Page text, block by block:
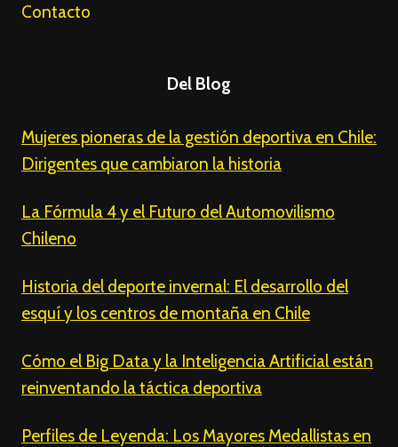
Contacto
Del Blog
Mujeres pioneras de la gestión deportiva en Chile:
Dirigentes que cambiaron la historia
La Fórmula 4 y el Futuro del Automovilismo
Chileno
Historia del deporte invernal: El desarrollo del
esquí y los centros de montaña en Chile
Cómo el Big Data y la Inteligencia Artificial están
reinventando la táctica deportiva
Perfiles de Leyenda: Los Mayores Medallistas en